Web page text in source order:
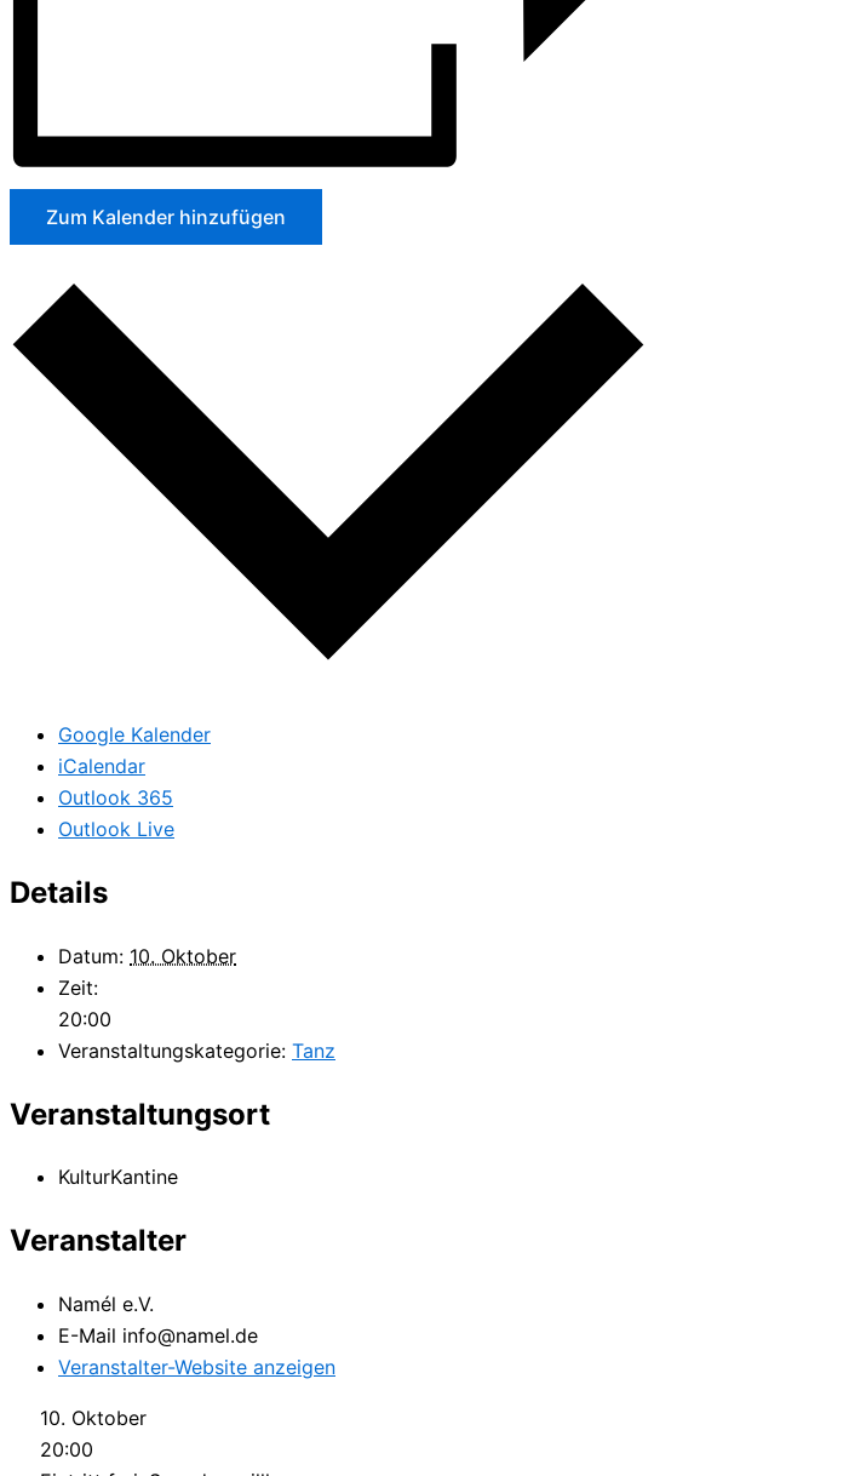
Zum Kalender hinzufügen
Google Kalender
iCalendar
Outlook 365
Outlook Live
Details
Datum: 10. Oktober
Zeit:
20:00
Veranstaltungskategorie: Tanz
Veranstaltungsort
KulturKantine
Veranstalter
Namél e.V.
E-Mail info@namel.de
Veranstalter-Website anzeigen
10. Oktober
20:00